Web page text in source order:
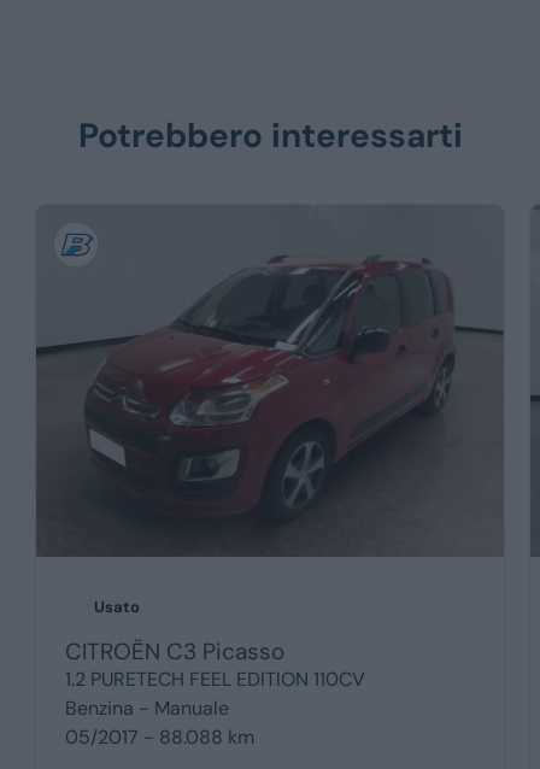
Potrebbero interessarti
Usato
CITROËN C3 Picasso
1.2 PURETECH FEEL EDITION 110CV
Benzina - Manuale
05/2017 - 88.088 km